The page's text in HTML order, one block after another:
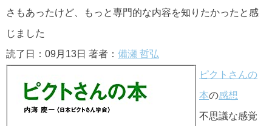
さもあったけど、もっと専門的な内容を知りたかったと感
じました
読了日：09月13日 著者： 備瀬 哲弘
ピクトさんの
本の感想
不思議な感覚